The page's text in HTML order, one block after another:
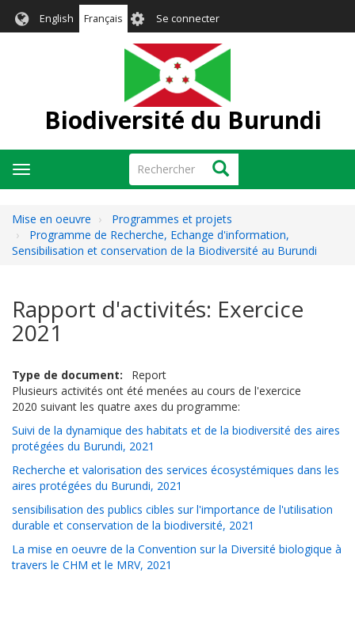
English Français User
account
menu
Se connecter
Biodiversité du Burundi
Rechercher Rechercher
Toggle
navigation
Mise en oeuvre
Programmes et projets
Programme de Recherche, Echange d'information,
Sensibilisation et conservation de la Biodiversité au Burundi
Rapport d'activités: Exercice
2021
Type de document
Report
Plusieurs activités ont été menées au cours de l'exercice
2020 suivant les quatre axes du programme:
Suivi de la dynamique des habitats et de la biodiversité des aires
protégées du Burundi, 2021
Recherche et valorisation des services écosystémiques dans les
aires protégées du Burundi, 2021
sensibilisation des publics cibles sur l'importance de l'utilisation
durable et conservation de la biodiversité, 2021
La mise en oeuvre de la Convention sur la Diversité biologique à
travers le CHM et le MRV, 2021